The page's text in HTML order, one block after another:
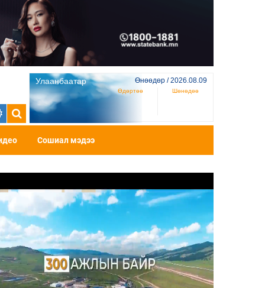
Улаанбаатар Өнөөдөр / 2026.08.09
Өдөртөө Шөнөдөө
Сошиал мэдээ